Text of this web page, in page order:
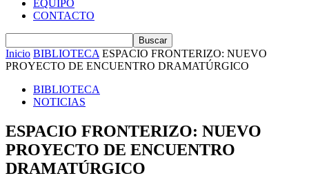
EQUIPO
CONTACTO
Inicio BIBLIOTECA ESPACIO FRONTERIZO: NUEVO
PROYECTO DE ENCUENTRO DRAMATÚRGICO
BIBLIOTECA
NOTICIAS
ESPACIO FRONTERIZO: NUEVO
PROYECTO DE ENCUENTRO
DRAMATÚRGICO